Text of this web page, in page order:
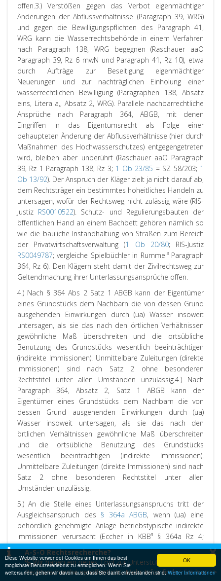
OK
Diese Website verwendet Cookies um Ihnen das best
möglichste Benutzererlebnis zu ermöglichen. Wenn Sie
weitersurfen, gehen wir davon aus, dass Sie damit einverstanden sind.Weiter Informationen
offen.3.) Verstößen gegen das Verbot eigenmächtiger
Änderungen der Abflussverhältnisse (Paragraph 39, WRG)
und gegen die Bewilligungspflichten des Paragraph 41,
WRG kann die Wasserrechtsbehörde in einem Verfahren
nach Paragraph 138, WRG begegnen (Raschauer aaO
Paragraph 39, Rz 6 mwN und Paragraph 41, Rz 10), etwa
durch Aufträge zur Beseitigung eigenmächtiger
Neuerungen und zur nachträglichen Einholung einer
wasserrechtlichen Bewilligung (Paragraphen 138, Absatz
eins, Litera a,, Absatz 2, WRG). Parallele nachbarrechtliche
Ansprüche nach Paragraph 364, ABGB, mit denen
Eingriffen in das Eigentumsrecht als Folge einer
behaupteten Änderung der Abflussverhältnisse (hier durch
Maßnahmen des Hochwasserschutzes) entgegengetreten
wird, bleiben aber unberührt (Raschauer aaO Paragraph
39, Rz 1 Paragraph 138, Rz 3; 1 Ob 23/85 = SZ 58/203; 1
Ob 13/92). Der Anspruch der Kläger zielt ja nicht darauf ab,
dem Rechtsträger ein bestimmtes hoheitliches Handeln zu
untersagen, wofür der Rechtsweg nicht zulässig wäre (RIS-
Justiz RS0010522). Schutz- und Regulierungsbauten der
öffentlichen Hand an einem Bachbett gehören nämlich so
wie die bauliche Instandhaltung von Straßen zum Bereich
der Privatwirtschaftsverwaltung (1 Ob 20/80; RIS-Justiz
RS0049787; vergleiche Spielbüchler in Rummel³ Paragraph
364, Rz 6). Den Klägern steht damit der Zivilrechtsweg zur
Geltendmachung ihrer Unterlassungsansprüche offen.
4.) Nach § 364 Abs 2 Satz 1 ABGB kann der Eigentümer
eines Grundstücks dem Nachbarn die von dessen Grund
ausgehenden Einwirkungen durch (ua) Wasser insoweit
untersagen, als sie das nach den örtlichen Verhältnissen
gewöhnliche Maß überschreiten und die ortsübliche
Benutzung des Grundstücks wesentlich beeinträchtigen
(indirekte Immissionen). Unmittelbare Zuleitungen (direkte
Immissionen) sind nach Satz 2 ohne besonderen
Rechtstitel unter allen Umständen unzulässig.4.) Nach
Paragraph 364, Absatz 2, Satz 1 ABGB kann der
Eigentümer eines Grundstücks dem Nachbarn die von
dessen Grund ausgehenden Einwirkungen durch (ua)
Wasser insoweit untersagen, als sie das nach den
örtlichen Verhältnissen gewöhnliche Maß überschreiten
und die ortsübliche Benutzung des Grundstücks
wesentlich beeinträchtigen (indirekte Immissionen).
Unmittelbare Zuleitungen (direkte Immissionen) sind nach
Satz 2 ohne besonderen Rechtstitel unter allen
Umständen unzulässig.
5.) An die Stelle eines Unterlassungsanspruchs tritt der
Ausgleichsanspruch des § 364a ABGB, wenn (ua) eine
behördlich genehmigte Anlage betriebstypische indirekte
Immissionen verursacht (Eccher in KBB³ § 364a Rz 4;
OberhammerinSchwimann, ABGB³ § 364a Rz 4 mwN) und
betroffenen Nachbarn im behördlichen
Genehmigungsverfahren rechtliches Gehör iSd Art 6 EMRK)
×
A-S-O Rechtsrecherche?
Wir haben ein neues Tool zur Unterstützung bei der
Rechtsrecherche veröffentlicht. Mehr Infos finden Sie hier >>